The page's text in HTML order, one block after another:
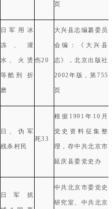
页
日军用冰
冻、灌
水、火烫
等酷刑 折
磨
伤20
大兴县志编纂委员
会编：《大兴县
志》，北京出版社
2002年版，第755
页
日、伪军
残杀村民
死33
根据 1991 年 10 月
党史资料征集整
理，存中共北京市
延庆县委党史办
日军抓
中共北京市委党史
研究室、中共北京